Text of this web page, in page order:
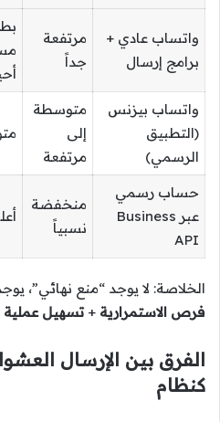
واتساب عادي +
برامج إرسال
مرتفعة
جداً
واتساب بيزنس
(التطبيق
الرسمي)
متوسطة
إلى
مرتفعة
حساب رسمي
عبر Business
API
منخفضة
نسبياً
الخلاصة: لا يوجد “منع نهائي”،
فرص الاستمرارية +تسهيل عملية
الفرق بين الإرسال
كنظام